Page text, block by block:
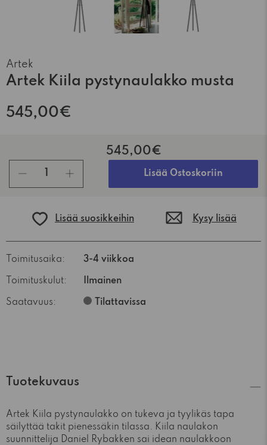
Artek
Artek Kiila pystynaulakko musta
545,00€
545,00€
Lisää Ostoskoriin
Lisää suosikkeihin Kysy lisää
Toimitusaika: 3-4 viikkoa
Toimituskulut: Ilmainen
Saatavuus: Tilattavissa
Tuotekuvaus
Artek Kiila pystynaulakko on tukeva ja tyylikäs tapa
säilyttää takit pienessäkin tilassa. Kiila naulakon
suunnittelija Daniel Rybakken sai idean naulakkoon